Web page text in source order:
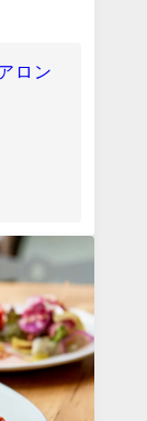
ロン